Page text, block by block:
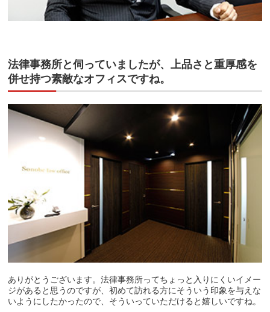
法律事務所と伺っていましたが、上品さと重厚感を
併せ持つ素敵なオフィスですね。
ありがとうございます。法律事務所ってちょっと入りにくいイメー
ジがあると思うのですが、初めて訪れる方にそういう印象を与えな
いようにしたかったので、そういっていただけると嬉しいですね。